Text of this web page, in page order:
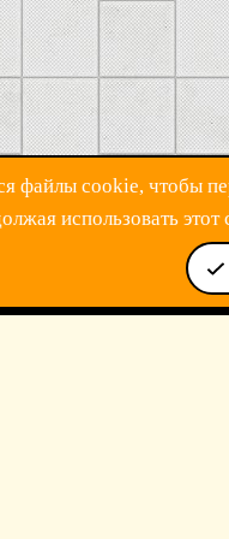
УСЛОВИЯ И
файлы cookie, чтобы
использовать